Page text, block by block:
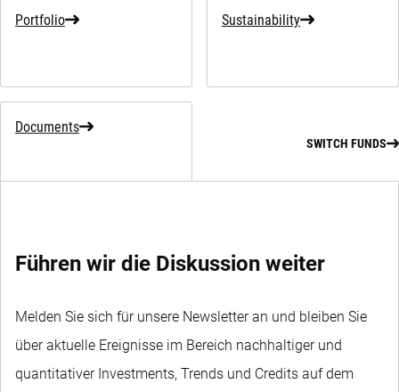
Portfolio Sustainability
Documents
SWITCH FUNDS
Führen wir die Diskussion weiter
Melden Sie sich für unsere Newsletter an und bleiben Sie
über aktuelle Ereignisse im Bereich nachhaltiger und
quantitativer Investments, Trends und Credits auf dem